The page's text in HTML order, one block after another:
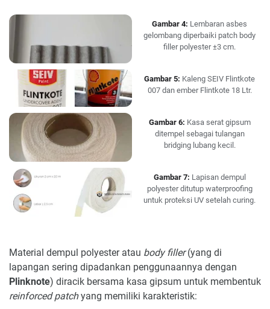
Gambar 4: Lembaran asbes
gelombang diperbaiki patch body
filler polyester ±3 cm.
Gambar 5: Kaleng SEIV Flintkote
007 dan ember Flintkote 18 Ltr.
Gambar 6: Kasa serat gipsum
ditempel sebagai tulangan
bridging lubang kecil.
Gambar 7: Lapisan dempul
polyester ditutup waterproofing
untuk proteksi UV setelah curing.
Material dempul polyester atau body filler(yang di
lapangan sering dipadankan penggunaannya dengan
Plinknote) diracik bersama kasa gipsum untuk membentuk
reinforced patchyang memiliki karakteristik: